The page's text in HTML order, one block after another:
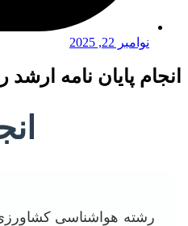
نوامبر 22, 2025
انجام پایان نامه
رشته هواشناسی